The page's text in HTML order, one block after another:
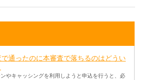
通ったのに本審査で落ちるのはどうい
やキャッシングを利用しようと申込を行うと、必